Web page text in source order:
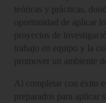
teóricas y prácticas,
oportunidad de aplicar
proyectos de
trabajo en equipo y la
promover un ambiente
Al completar con éxito
preparados para aplicar